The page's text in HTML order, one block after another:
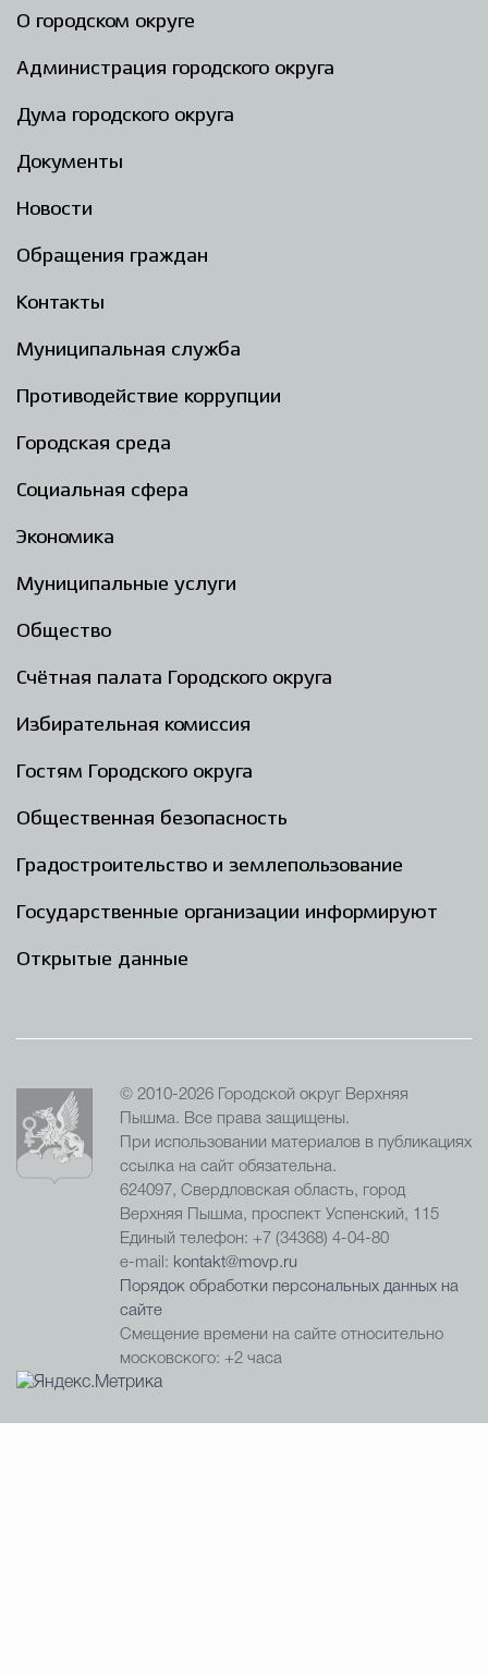
О городском округе
Администрация городского округа
Дума городского округа
Документы
Новости
Обращения граждан
Контакты
Муниципальная служба
Противодействие коррупции
Городская среда
Социальная сфера
Экономика
Муниципальные услуги
Общество
Счётная палата Городского округа
Избирательная комиссия
Гостям Городского округа
Общественная безопасность
Градостроительство и землепользование
Государственные организации информируют
Открытые данные
© 2010-2026 Городской округ Верхняя
Пышма. Все права защищены.
При использовании материалов в публикациях
ссылка на сайт обязательна.
624097, Свердловская область, город
Верхняя Пышма, проспект Успенский, 115
Единый телефон: +7 (34368) 4-04-80
e-mail: kontakt@movp.ru
Порядок обработки персональных данных на
сайте
Смещение времени на сайте относительно
московского: +2 часа